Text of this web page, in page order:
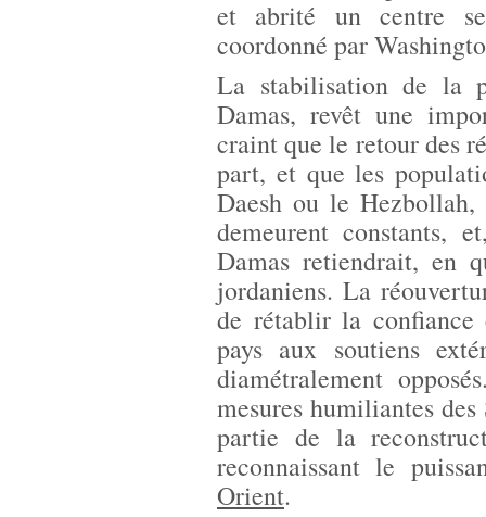
et abrité un centre
coordonné par
La stabilisation de la
Damas, revêt une
craint que le retour des
part, et que les
Daesh ou le
demeurent constants,
Damas retiendrait, en
jordaniens. La
de rétablir la
pays aux soutiens
diamétralement
mesures humiliantes
partie de la
reconnaissant le
Orient.